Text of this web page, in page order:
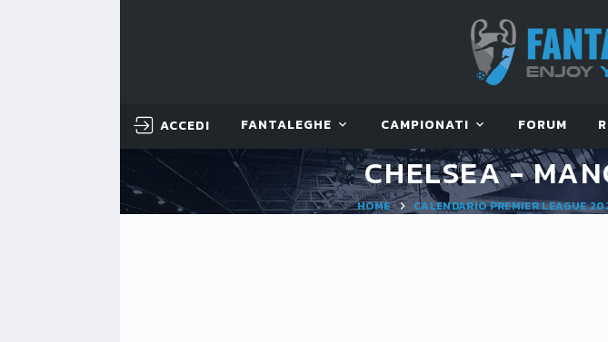
ACCEDI FANTALEGHE CAMPIONATI FORUM
CHELSEA -
HOME CALENDARIO PREMIER LEAGUE